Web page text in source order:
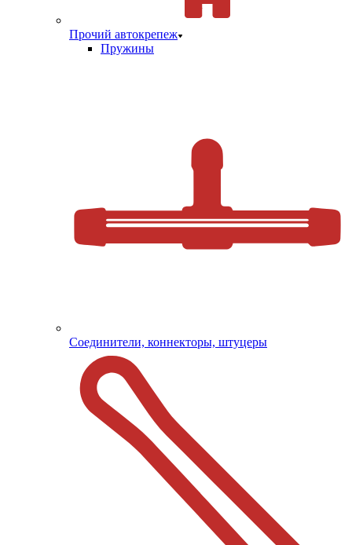
Прочий автокрепеж
Пружины
Соединители, коннекторы, штуцеры